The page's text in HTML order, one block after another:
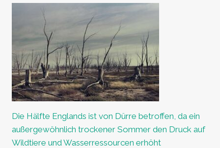
Die Hälfte Englands ist von Dürre betroffen, da ein
außergewöhnlich trockener Sommer den Druck auf
Wildtiere und Wasserressourcen erhöht